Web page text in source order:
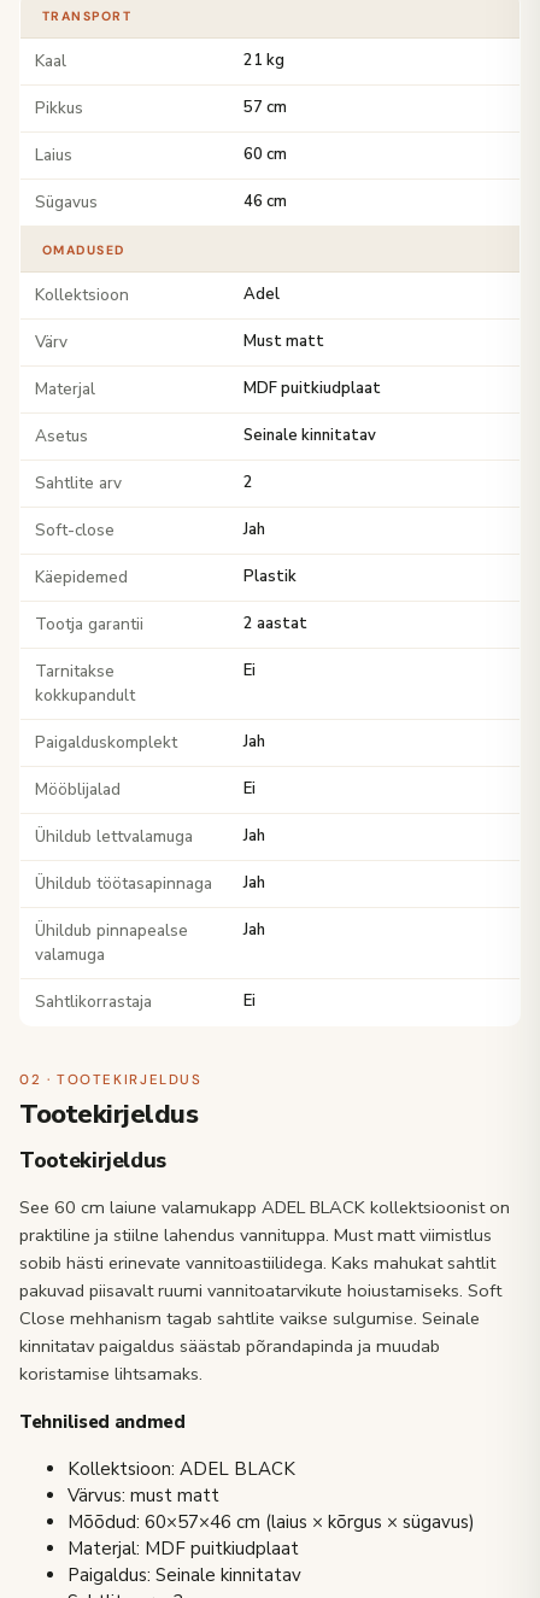
TRANSPORT
Kaal 21 kg
Pikkus 57 cm
Laius 60 cm
Sügavus 46 cm
OMADUSED
Kollektsioon Adel
Värv Must matt
Materjal MDF puitkiudplaat
Asetus Seinale kinnitatav
Sahtlite arv 2
Soft-close Jah
Käepidemed Plastik
Tootja garantii 2 aastat
Tarnitakse
kokkupandult
Ei
Paigalduskomplekt Jah
Mööblijalad Ei
Ühildub lettvalamuga Jah
Ühildub töötasapinnaga Jah
Ühildub pinnapealse
valamuga
Jah
Sahtlikorrastaja Ei
02 · TOOTEKIRJELDUS
Tootekirjeldus
Tootekirjeldus
See 60 cm laiune valamukapp ADEL BLACK kollektsioonist on
praktiline ja stiilne lahendus vannituppa. Must matt viimistlus
sobib hästi erinevate vannitoastiilidega. Kaks mahukat sahtlit
pakuvad piisavalt ruumi vannitoatarvikute hoiustamiseks. Soft
Close mehhanism tagab sahtlite vaikse sulgumise. Seinale
kinnitatav paigaldus säästab põrandapinda ja muudab
koristamise lihtsamaks.
Tehnilised andmed
Kollektsioon: ADEL BLACK
Värvus: must matt
Mõõdud: 60×57×46 cm (laius × kõrgus × sügavus)
Materjal: MDF puitkiudplaat
Paigaldus: Seinale kinnitatav